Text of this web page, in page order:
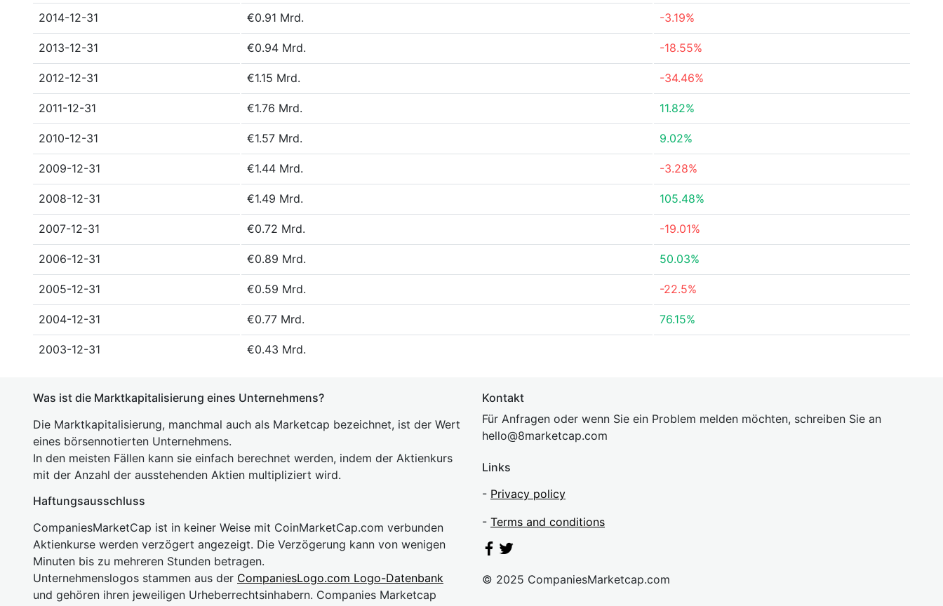
2014-12-31 €0.91 Mrd. -3.19%
2013-12-31 €0.94 Mrd. -18.55%
2012-12-31 €1.15 Mrd. -34.46%
2011-12-31 €1.76 Mrd. 11.82%
2010-12-31 €1.57 Mrd. 9.02%
2009-12-31 €1.44 Mrd. -3.28%
2008-12-31 €1.49 Mrd. 105.48%
2007-12-31 €0.72 Mrd. -19.01%
2006-12-31 €0.89 Mrd. 50.03%
2005-12-31 €0.59 Mrd. -22.5%
2004-12-31 €0.77 Mrd. 76.15%
2003-12-31 €0.43 Mrd.
Was ist die Marktkapitalisierung eines Unternehmens?
Die Marktkapitalisierung, manchmal auch als Marketcap bezeichnet, ist der Wert
eines börsennotierten Unternehmens.
In den meisten Fällen kann sie einfach berechnet werden, indem der Aktienkurs
mit der Anzahl der ausstehenden Aktien multipliziert wird.
Haftungsausschluss
CompaniesMarketCap ist in keiner Weise mit CoinMarketCap.com verbunden
Aktienkurse werden verzögert angezeigt. Die Verzögerung kann von wenigen
Minuten bis zu mehreren Stunden betragen.
Unternehmenslogos stammen aus der CompaniesLogo.com Logo-Datenbank
und gehören ihren jeweiligen Urheberrechtsinhabern. Companies Marketcap
Kontakt
Für Anfragen oder wenn Sie ein Problem melden möchten, schreiben Sie an
hello@8marketcap.com
Links
- Privacy policy
- Terms and conditions
© 2025 CompaniesMarketcap.com